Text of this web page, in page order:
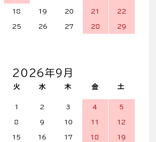
18 19 20 21 22
25 26 27 28 29
2026年9月
火 水 木 金 土
1 2 3 4 5
8 9 10 11 12
15 16 17 18 19